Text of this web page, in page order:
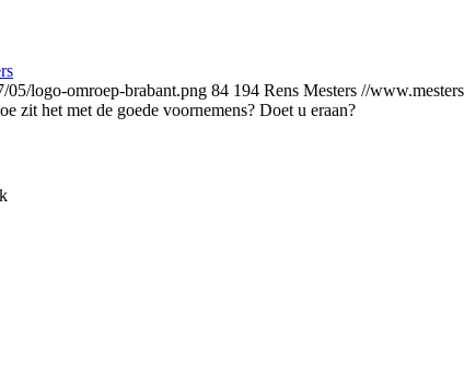
05/logo-omroep-brabant.png 84 194 Rens Mesters //
zit het met de goede voornemens? Doet u eraan?